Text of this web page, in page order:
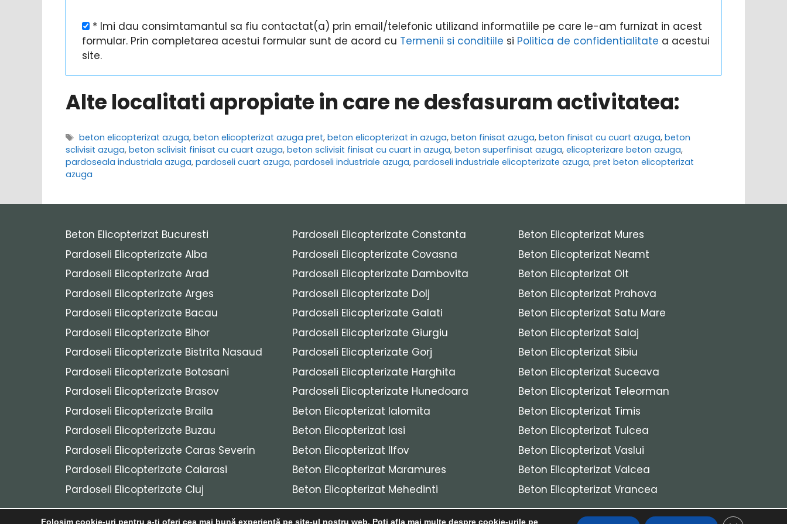
* Imi dau consimtamantul sa fiu contactat(a) prin email/telefonic utilizand informatiile pe care le-am furnizat in acest
formular. Prin completarea acestui formular sunt de acord cu Termenii si conditiile si Politica de confidentialitate a acestui
site.
Alte localitati apropiate in care ne desfasuram activitatea:
Etichete
beton elicopterizat azuga,beton elicopterizat azuga pret,beton elicopterizat in azuga,beton finisat azuga,beton finisat cu cuart azuga,beton
sclivisit azuga, beton sclivisit finisat cu cuart azuga, beton sclivisit finisat cu cuart in azuga, beton superfinisat azuga, elicopterizare beton azuga,
pardoseala industriala azuga, pardoseli cuart azuga, pardoseli industriale azuga, pardoseli industriale elicopterizate azuga, pret beton elicopterizat
azuga
Beton Elicopterizat Bucuresti
Pardoseli Elicopterizate Alba
Pardoseli Elicopterizate Arad
Pardoseli Elicopterizate Arges
Pardoseli Elicopterizate Bacau
Pardoseli Elicopterizate Bihor
Pardoseli Elicopterizate Bistrita Nasaud
Pardoseli Elicopterizate Botosani
Pardoseli Elicopterizate Brasov
Pardoseli Elicopterizate Braila
Pardoseli Elicopterizate Buzau
Pardoseli Elicopterizate Caras Severin
Pardoseli Elicopterizate Calarasi
Pardoseli Elicopterizate Cluj
Pardoseli Elicopterizate Constanta
Pardoseli Elicopterizate Covasna
Pardoseli Elicopterizate Dambovita
Pardoseli Elicopterizate Dolj
Pardoseli Elicopterizate Galati
Pardoseli Elicopterizate Giurgiu
Pardoseli Elicopterizate Gorj
Pardoseli Elicopterizate Harghita
Pardoseli Elicopterizate Hunedoara
Beton Elicopterizat Ialomita
Beton Elicopterizat Iasi
Beton Elicopterizat Ilfov
Beton Elicopterizat Maramures
Beton Elicopterizat Mehedinti
Beton Elicopterizat Mures
Beton Elicopterizat Neamt
Beton Elicopterizat Olt
Beton Elicopterizat Prahova
Beton Elicopterizat Satu Mare
Beton Elicopterizat Salaj
Beton Elicopterizat Sibiu
Beton Elicopterizat Suceava
Beton Elicopterizat Teleorman
Beton Elicopterizat Timis
Beton Elicopterizat Tulcea
Beton Elicopterizat Vaslui
Beton Elicopterizat Valcea
Beton Elicopterizat Vrancea
Folosim cookie-uri pentru a-ți oferi cea mai bună experiență pe site-ul nostru web. Poți afla mai multe despre cookie-urile pe